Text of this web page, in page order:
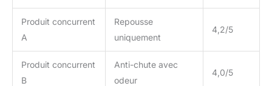
Produit concurrent
A
Repousse
uniquement
4,2/5
Produit concurrent
B
Anti-chute avec
odeur
4,0/5